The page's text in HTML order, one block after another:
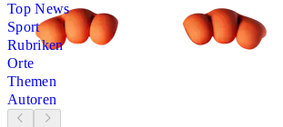
Top News
Sport
Rubriken
Orte
Themen
Autoren